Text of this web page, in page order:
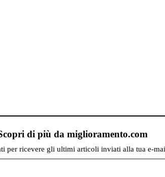
di più da miglioramento.com
per ricevere gli ultimi articoli inviati alla tua e-